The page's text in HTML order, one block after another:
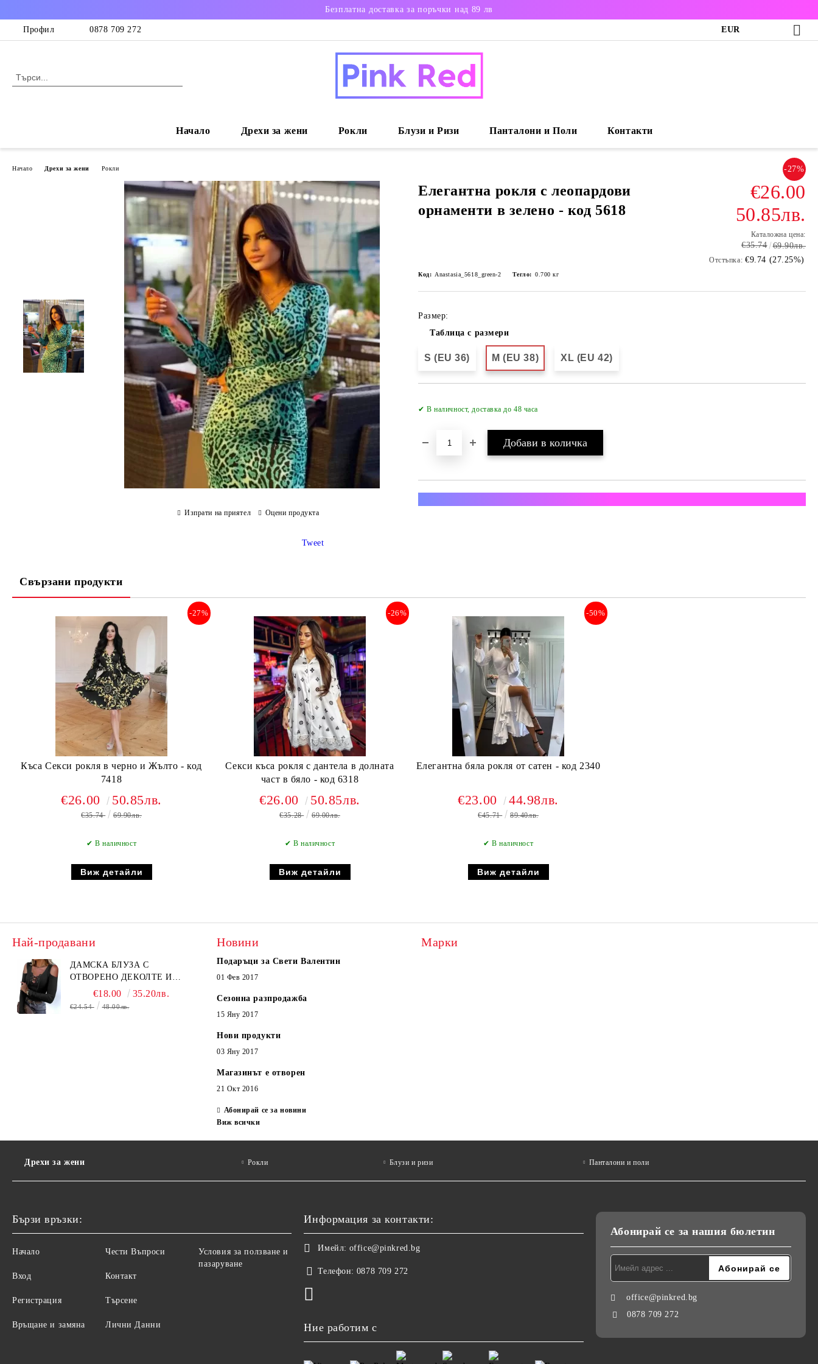
Безплатна доставка за поръчки над 89 лв
Профил 0878 709 272 EUR
Начало Дрехи за жени Рокли Блузи и Ризи Панталони и Поли Контакти
Начало Дрехи за жени Рокли
Елегантна рокля с леопардови
орнаменти в зелено - код 5618
-27%
€26.00
50.85лв.
Каталожна цена:
€35.74 69.90лв.
Отстъпка: €9.74 (27.25%)
Код: Anastasia_5618_green-2 Тегло: 0.700 кг
Размер:
Таблица с размери
S (EU 36) M (EU 38) XL (EU 42)
✔ В наличност, доставка до 48 часа
Изпрати на приятел Оцени продукта
Tweet
Свързани продукти
Къса Секси рокля в черно и Жълто - код
7418
-27%
€26.00 50.85лв.
€35.74 69.90лв.
✔ В наличност
Виж детайли
Секси къса рокля с дантела в долната
част в бяло - код 6318
-26%
€26.00 50.85лв.
€35.28 69.00лв.
✔ В наличност
Виж детайли
Елегантна бяла рокля от сатен - код 2340
-50%
€23.00 44.98лв.
€45.71 89.40лв.
✔ В наличност
Виж детайли
Най-продавани
ДАМСКА БЛУЗА С
ОТВОРЕНО ДЕКОЛТЕ И
ВРЪЗКИ В ЧЕРНО - КОД
€18.00 35.20лв.
€24.54 48.00лв.
Новини
Подаръци за Свети Валентин
01 Фев 2017
Сезонна разпродажба
15 Яну 2017
Нови продукти
03 Яну 2017
Магазинът е отворен
21 Окт 2016
Абонирай се за новини
Виж всички
Марки
Дрехи за жени Рокли Блузи и ризи Панталони и поли
Бързи връзки:
Начало
Вход
Регистрация
Връщане и замяна
Чести Въпроси
Контакт
Търсене
Лични Данни
Условия за ползване и
пазаруване
Информация за контакти:
Имейл: office@pinkred.bg
Телефон: 0878 709 272
Ние работим с
Абонирай се за нашия бюлетин
office@pinkred.bg
0878 709 272